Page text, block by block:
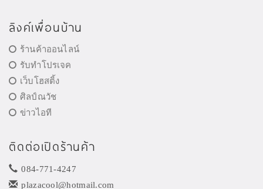
ลิงค์เพื่อนบ้าน
ร้านค้าออนไลน์
รับทำโปรเจค
เว็บโฮสติ้ง
ศิลป์ณวัช
ข่าวไอที
ติดต่อเปิดร้านค้า
084-771-4247
plazacool@hotmail.com